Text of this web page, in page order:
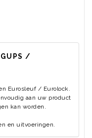
/
Eurosleuf / Eurolock.
aan uw product
kan worden.
en uitvoeringen.